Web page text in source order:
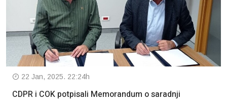
22 Jan, 2025. 22:24h
CDPR i COK potpisali Memorandum o saradnji